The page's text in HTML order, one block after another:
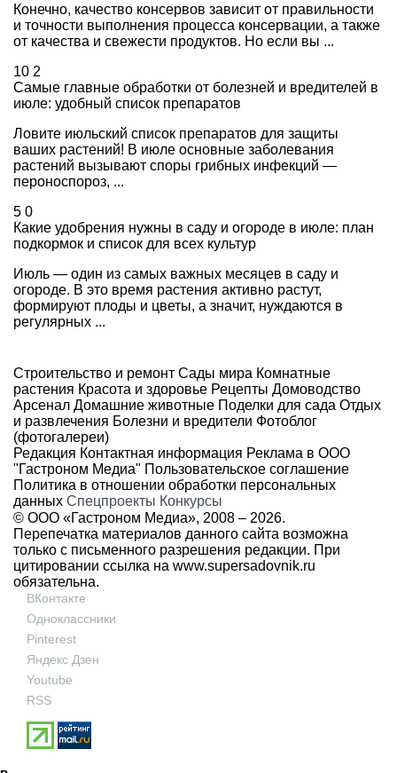
Конечно, качество консервов зависит от правильности
и точности выполнения процесса консервации, а также
от качества и свежести продуктов. Но если вы ...
10 2
Самые главные обработки от болезней и вредителей в
июле: удобный список препаратов
Ловите июльский список препаратов для защиты
ваших растений! В июле основные заболевания
растений вызывают споры грибных инфекций —
пероноспороз, ...
5 0
Какие удобрения нужны в саду и огороде в июле: план
подкормок и список для всех культур
Июль — один из самых важных месяцев в саду и
огороде. В это время растения активно растут,
формируют плоды и цветы, а значит, нуждаются в
регулярных ...
Строительство и ремонт Сады мира Комнатные
растения Красота и здоровье Рецепты Домоводство
Арсенал Домашние животные Поделки для сада Отдых
и развлечения Болезни и вредители Фотоблог
(фотогалереи)
Редакция Контактная информация Реклама в ООО
"Гастроном Медиа" Пользовательское соглашение
Политика в отношении обработки персональных
данных Спецпроекты Конкурсы
© ООО «Гастроном Медиа», 2008 – 2026.
Перепечатка материалов данного сайта возможна
только с письменного разрешения редакции. При
цитировании ссылка на www.supersadovnik.ru
обязательна.
ВКонтакте
Одноклассники
Pinterest
Яндекс Дзен
Youtube
RSS